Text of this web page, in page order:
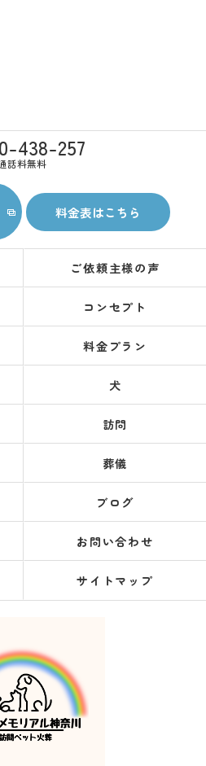
438-257
話料無料
料金表はこちら
ご依頼主様の声
コンセプト
料金プラン
犬
訪問
葬儀
ブログ
お問い合わせ
サイトマップ